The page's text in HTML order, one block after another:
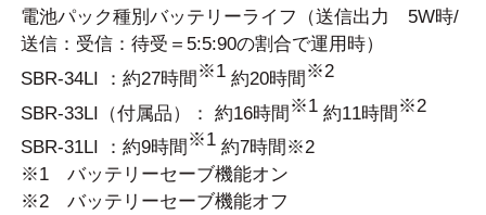
電池パック種別バッテリーライフ
（送信出力 5W時/
送信：受信：待受＝5:5:90の割合で運用時）
SBR-34LI ：約27時間 ※1 約20時間 ※2
SBR-33LI（付属品）： 約16時間 ※1 約11時間 ※2
SBR-31LI ：約9時間 ※1 約7時間※2
※1 バッテリーセーブ機能オン
※2 バッテリーセーブ機能オフ